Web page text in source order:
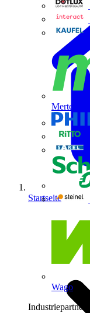
Merten
Wago
Industriepartner
Startseite